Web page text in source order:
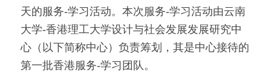
天的服务-学习活动。本次服务-学习活动由云南
大学-香港理工大学设计与社会发展发展研究中
心（以下简称中心）负责筹划，其是中心接待的
第一批香港服务-学习团队。